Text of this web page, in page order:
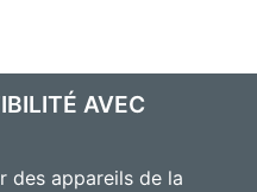
AVEC
des appareils de la